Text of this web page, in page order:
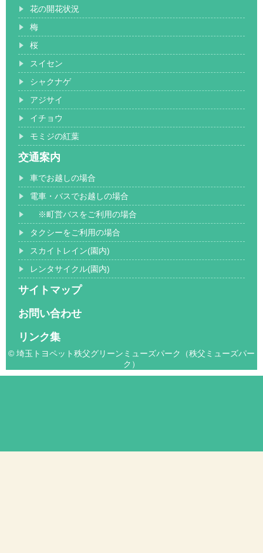
花の開花状況
梅
桜
スイセン
シャクナゲ
アジサイ
イチョウ
モミジの紅葉
交通案内
車でお越しの場合
電車・バスでお越しの場合
※町営バスをご利用の場合
タクシーをご利用の場合
スカイトレイン(園内)
レンタサイクル(園内)
サイトマップ
お問い合わせ
リンク集
© 埼玉トヨペット秩父グリーンミューズパーク（秩父ミューズパー
ク）